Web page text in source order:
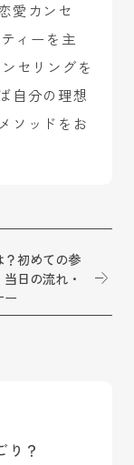
愛カンセ
ィーを主
セリングを
自分の理想
ソッドをお
初めての参
日の流れ・
ー
り？